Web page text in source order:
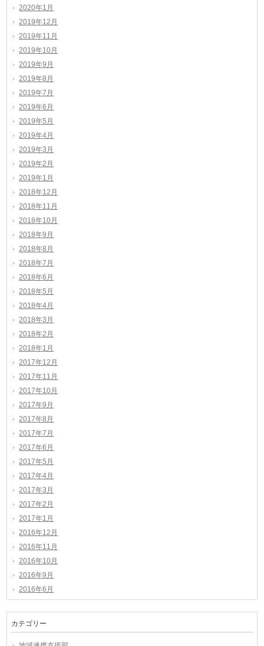
2020年1月
2019年12月
2019年11月
2019年10月
2019年9月
2019年8月
2019年7月
2019年6月
2019年5月
2019年4月
2019年3月
2019年2月
2019年1月
2018年12月
2018年11月
2018年10月
2018年9月
2018年8月
2018年7月
2018年6月
2018年5月
2018年4月
2018年3月
2018年2月
2018年1月
2017年12月
2017年11月
2017年10月
2017年9月
2017年8月
2017年7月
2017年6月
2017年5月
2017年4月
2017年3月
2017年2月
2017年1月
2016年12月
2016年11月
2016年10月
2016年9月
2016年6月
カテゴリー